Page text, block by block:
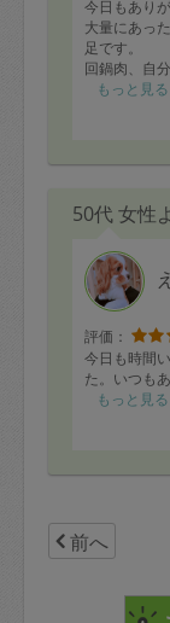
今日もあり
大量にあっ
足です。
回鍋肉、自
今日も相変
もっと見る
50代 女性
評価：
今日も時間
た。いつも
もっと見る
前へ